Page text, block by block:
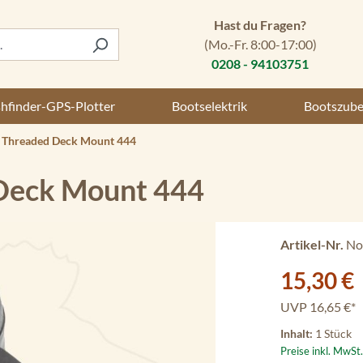
Hast du Fragen?
(Mo.-Fr. 8:00-17:00)
0208 - 94103751
GPS-Plotter Bootselektrik
Deck Mount 444
Mount 444
Artikel-Nr.
Verkaufspreis:
15,30 €
UVP 16,65 €*
Inhalt: 1 Stück
Preise inkl.